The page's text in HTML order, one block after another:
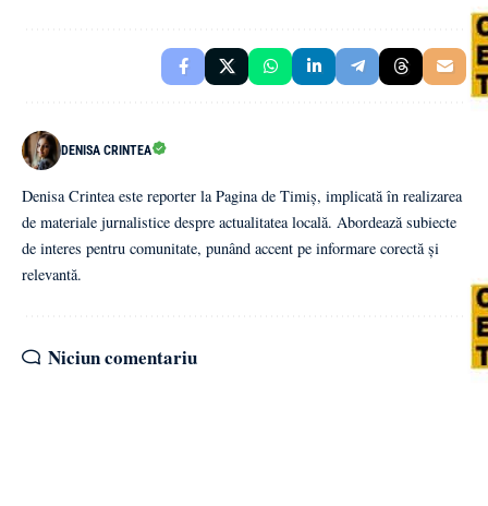
DENISA CRINTEA
Denisa Crintea este reporter la Pagina de Timiș, implicată în realizarea
de materiale jurnalistice despre actualitatea locală. Abordează subiecte
de interes pentru comunitate, punând accent pe informare corectă și
relevantă.
Niciun comentariu